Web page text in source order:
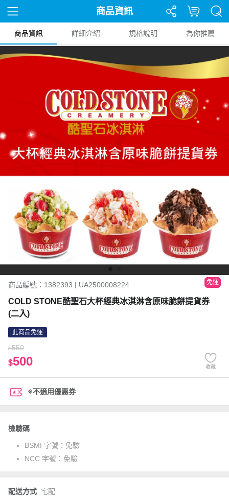
商品資訊
商品資訊 詳細介紹 規格說明 為你推薦
商品編號：1382393 | UA2500008224 免運
COLD STONE酷聖石大杯經典冰淇淋含原味脆餅提貨券
(二入)
此商品免運
$550
$500 收藏
※不適用優惠券
檢驗碼
BSMI 字號： 免驗
NCC 字號： 免驗
配送方式 宅配